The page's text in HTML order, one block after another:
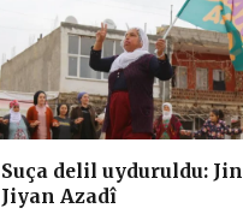
Suça delil uyduruldu: Jin
Jiyan Azadî